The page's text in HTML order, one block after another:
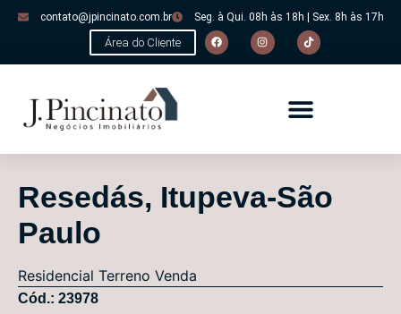
contato@jpincinato.com.br Seg. à Qui. 08h às 18h | Sex. 8h às 17h
Área do Cliente
Resedás, Itupeva-São
Paulo
Residencial Terreno Venda
Cód.: 23978